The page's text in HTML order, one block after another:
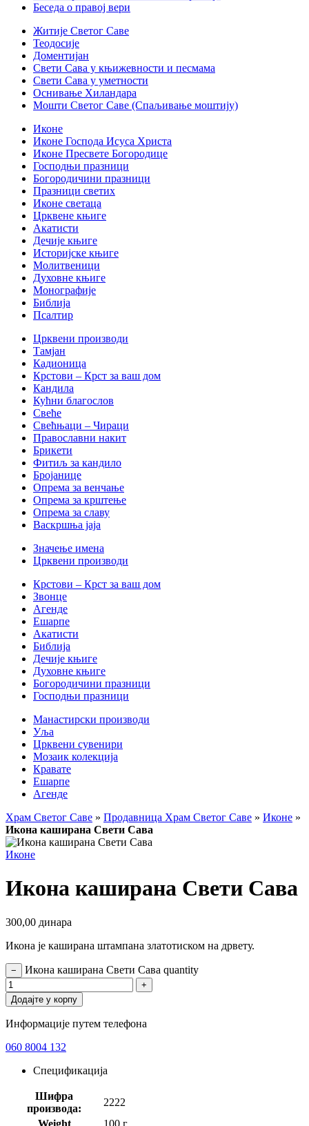
Беседа о правој вери
Житије Светог Саве
Теодосије
Доментијан
Свети Сава у књижевности и песмама
Свети Сава у уметности
Оснивање Хиландара
Мошти Светог Саве (Спаљивање моштију)
Иконе
Иконе Господа Исуса Христа
Иконе Пресвете Богородице
Господњи празници
Богородичини празници
Празници светих
Иконе светаца
Црквене књиге
Акатисти
Дечије књиге
Историјске књиге
Молитвеници
Духовне књиге
Монографије
Библија
Псалтир
Црквени производи
Тамјан
Кадионица
Крстови – Крст за ваш дом
Кандила
Кућни благослов
Свеће
Свећњаци – Чираци
Православни накит
Брикети
Фитиљ за кандило
Бројанице
Опрема за венчање
Опрема за крштење
Опрема за славу
Васкршња јаја
Значење имена
Црквени производи
Крстови – Крст за ваш дом
Звонце
Агенде
Ешарпе
Акатисти
Библија
Дечије књиге
Духовне књиге
Богородичини празници
Господњи празници
Манастирски производи
Уља
Црквени сувенири
Мозаик колекција
Кравате
Ешарпе
Агенде
Храм Светог Саве » Продавница Храм Светог Саве » Иконе »
Икона каширана Свети Сава
Иконе
Икона каширана Свети Сава
300,00 динара
Икона је каширана штампана златотиском на дрвету.
− Икона каширана Свети Сава quantity
+
Додајте у корпу
Информације путем телефона
060 8004 132
Спецификација
Шифра
производа:
2222
Weight
100 г